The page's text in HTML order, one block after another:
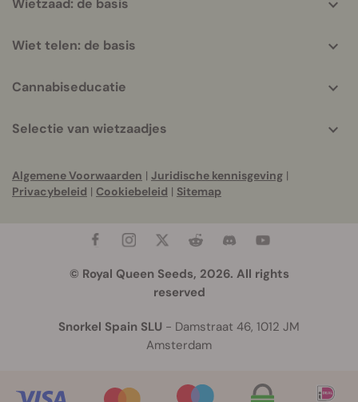
Wietzaad: de basis
Wiet telen: de basis
Cannabiseducatie
Selectie van wietzaadjes
Algemene Voorwaarden | Juridische kennisgeving |
Privacybeleid | Cookiebeleid | Sitemap
© Royal Queen Seeds, 2026. All rights
reserved
Snorkel Spain SLU - Damstraat 46, 1012 JM
Amsterdam